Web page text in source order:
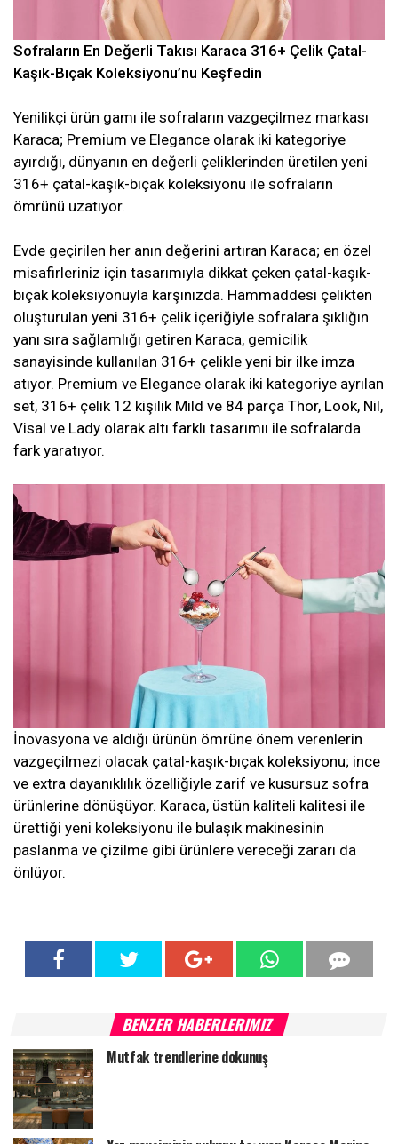
Sofraların En Değerli Takısı Karaca 316+ Çelik Çatal-
Kaşık-Bıçak Koleksiyonu’nu Keşfedin
Yenilikçi ürün gamı ile sofraların vazgeçilmez markası
Karaca; Premium ve Elegance olarak iki kategoriye
ayırdığı, dünyanın en değerli çeliklerinden üretilen yeni
316+ çatal-kaşık-bıçak koleksiyonu ile sofraların
ömrünü uzatıyor.
Evde geçirilen her anın değerini artıran Karaca; en özel
misafirleriniz için tasarımıyla dikkat çeken çatal-kaşık-
bıçak koleksiyonuyla karşınızda. Hammaddesi çelikten
oluşturulan yeni 316+ çelik içeriğiyle sofralara şıklığın
yanı sıra sağlamlığı getiren Karaca, gemicilik
sanayisinde kullanılan 316+ çelikle yeni bir ilke imza
atıyor. Premium ve Elegance olarak iki kategoriye ayrılan
set, 316+ çelik 12 kişilik Mild ve 84 parça Thor, Look, Nil,
Visal ve Lady olarak altı farklı tasarımıı ile sofralarda
fark yaratıyor.
İnovasyona ve aldığı ürünün ömrüne önem verenlerin
vazgeçilmezi olacak çatal-kaşık-bıçak koleksiyonu; ince
ve extra dayanıklılık özelliğiyle zarif ve kusursuz sofra
ürünlerine dönüşüyor. Karaca, üstün kaliteli kalitesi ile
ürettiği yeni koleksiyonu ile bulaşık makinesinin
paslanma ve çizilme gibi ürünlere vereceği zararı da
önlüyor.
BENZER HABERLERIMIZ
Mutfak trendlerine dokunuş